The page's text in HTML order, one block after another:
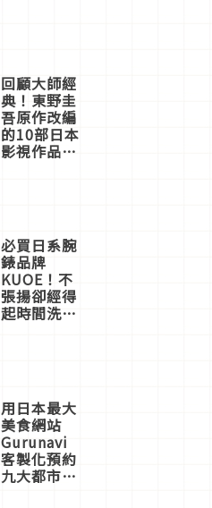
體驗
回顧大師經
典！東野圭
吾原作改編
的10部日本
影視作品推
必買日系腕
錶品牌
KUOE！不
張揚卻經得
起時間洗鍊
用日本最大
美食網站
Gurunavi
客製化預約
九大都市餐